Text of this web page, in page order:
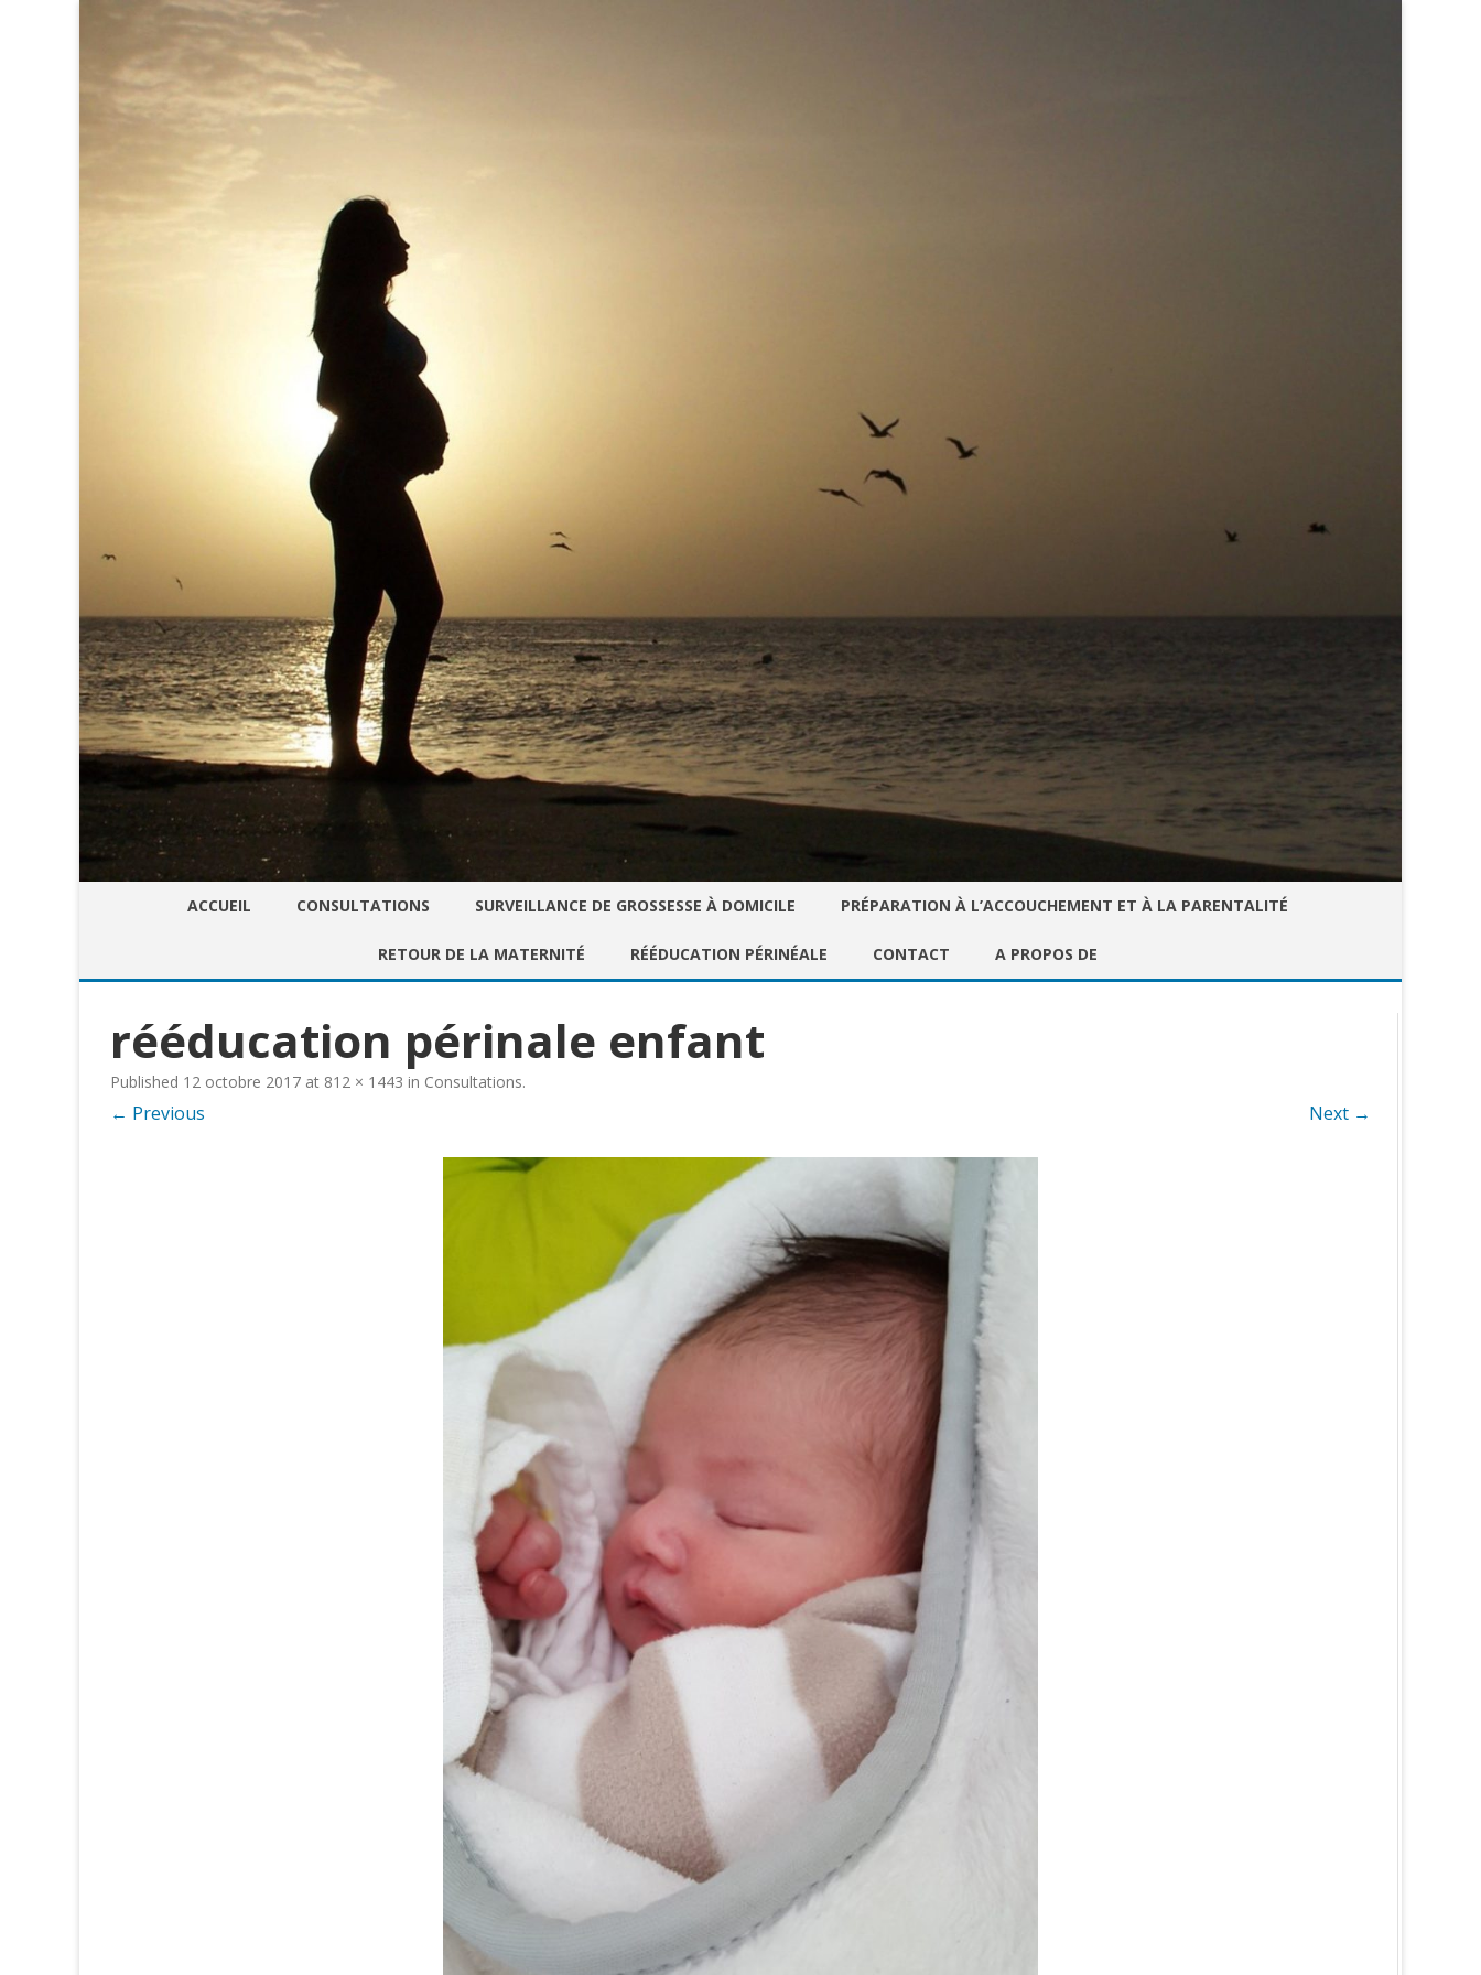
to
ACCUEIL CONSULTATIONS SURVEILLANCE DE GROSSESSE À DOMICILE PRÉPARATION À L’ACCOUCHEMENT ET À LA PARENTALITÉ
RETOUR DE LA MATERNITÉ RÉÉDUCATION PÉRINÉALE CONTACT A PROPOS DE
rééducation périnale enfant
Published 12 octobre 2017 at 812 × 1443 in Consultations.
← Previous Next →